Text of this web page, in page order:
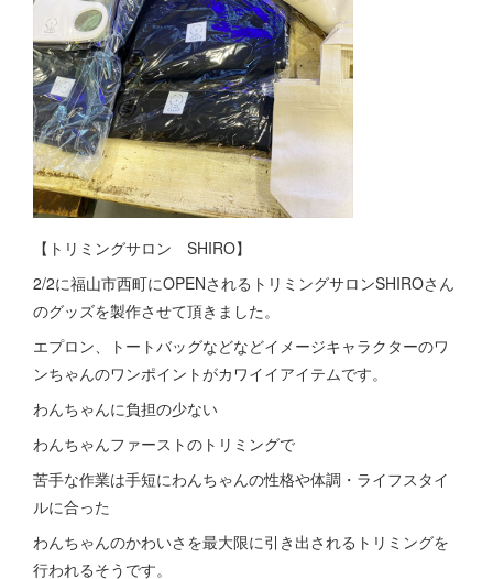
そっくりさんマスク 画像提供方法 メデイア掲載
【トリミングサロン SHIRO】
2/2に福山市西町にOPENされるトリミングサロンSHIROさん
のグッズを製作させて頂きました。
エプロン、トートバッグなどなどイメージキャラクターのワ
ンちゃんのワンポイントがカワイイアイテムです。
わんちゃんに負担の少ない
わんちゃんファーストのトリミングで
苦手な作業は手短にわんちゃんの性格や体調・ライフスタイ
ルに合った
わんちゃんのかわいさを最大限に引き出されるトリミングを
行われるそうです。